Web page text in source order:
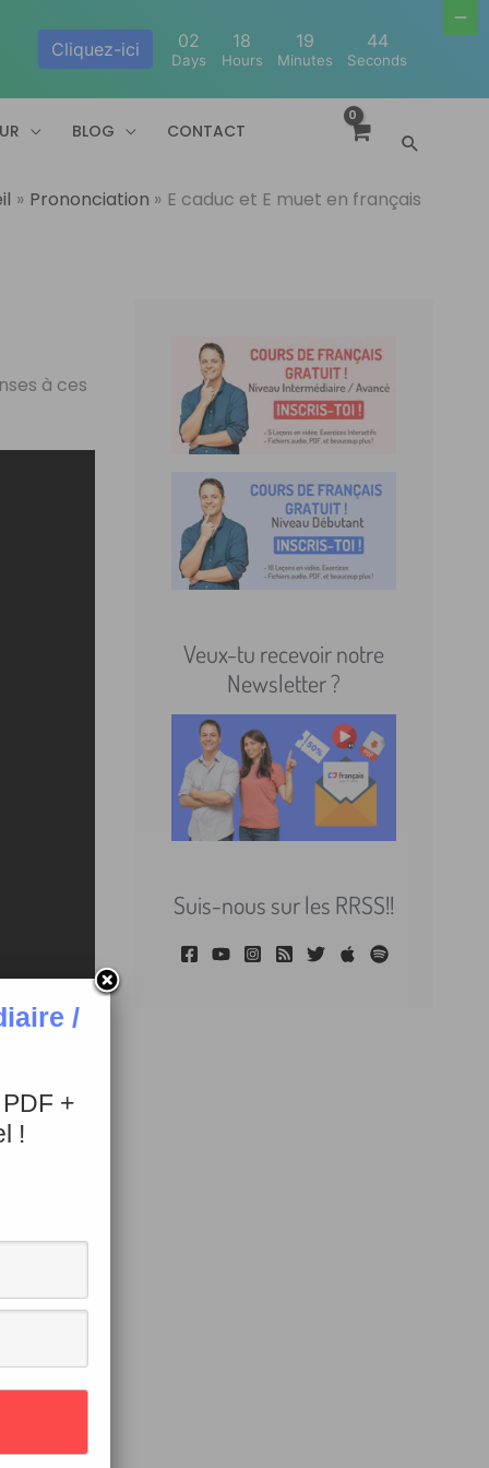
BLOG
CONTACT
Prononciation E caduc et E muet en français
à ces
Veux-tu recevoir notre
Newsletter ?
Suis-nous sur les RRSS!!
/
+
!
Cliquez-ici 02
Days
18
Hours
19
Minutes
43
Seconds